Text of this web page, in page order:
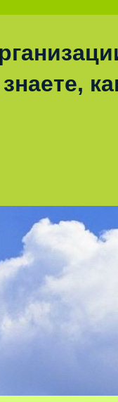
Толбазы